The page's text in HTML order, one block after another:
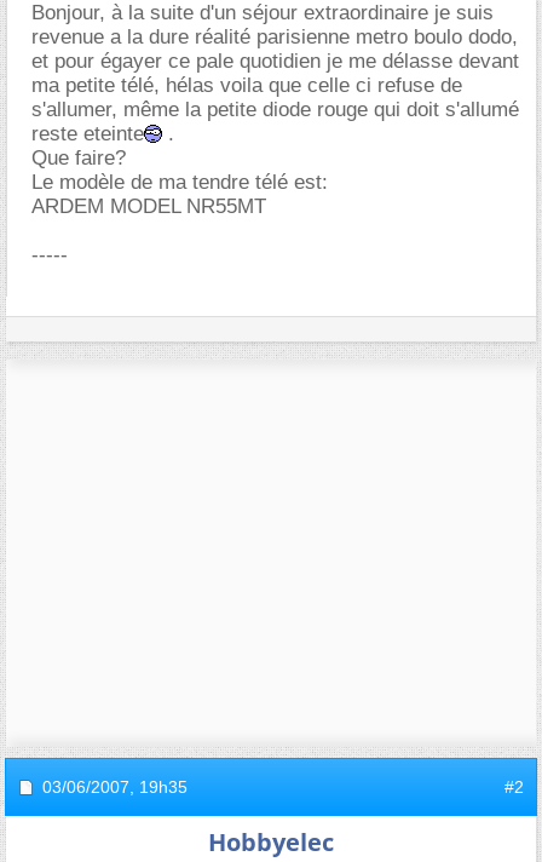
Bonjour, à la suite d'un séjour extraordinaire je suis
revenue a la dure réalité parisienne metro boulo dodo,
et pour égayer ce pale quotidien je me délasse devant
ma petite télé, hélas voila que celle ci refuse de
s'allumer, même la petite diode rouge qui doit s'allumé
reste eteinte
.
Que faire?
Le modèle de ma tendre télé est:
ARDEM MODEL NR55MT
-----
03/06/2007, 19h35 #2
Hobbyelec